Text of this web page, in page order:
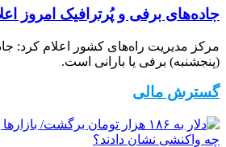
جاده‌های برفی و پُرترافیک امروز
(پنجشنبه) برفی یا بارانی است.
گسترش مالی